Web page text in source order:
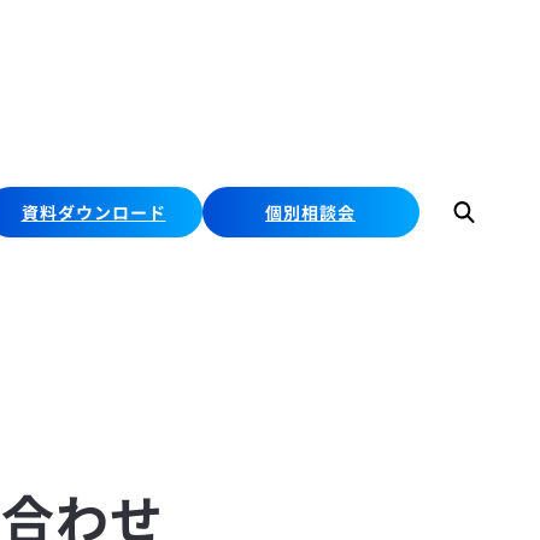
資料ダウンロード 個別相談会
わせ